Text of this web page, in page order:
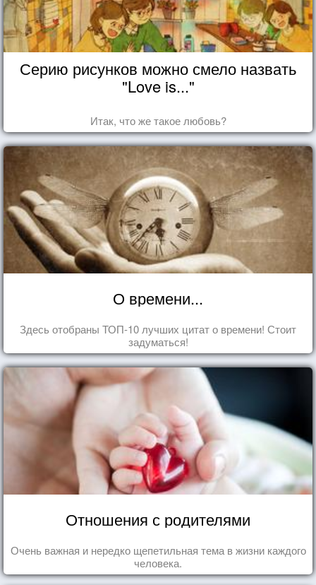
Серию рисунков можно смело назвать
"Love is..."
Итак, что же такое любовь?
О времени...
Здесь отобраны ТОП-10 лучших цитат о времени! Стоит
задуматься!
Отношения с родителями
Очень важная и нередко щепетильная тема в жизни каждого
человека.